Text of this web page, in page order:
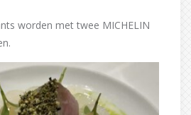
worden met twee MICHELIN